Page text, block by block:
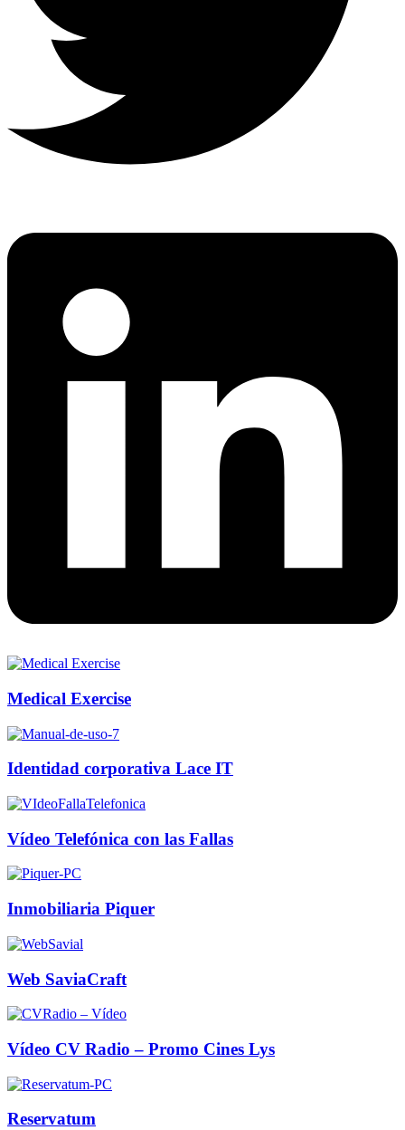
Medical Exercise
Identidad corporativa Lace IT
Vídeo Telefónica con las Fallas
Inmobiliaria Piquer
Web SaviaCraft
Vídeo CV Radio – Promo Cines Lys
Reservatum